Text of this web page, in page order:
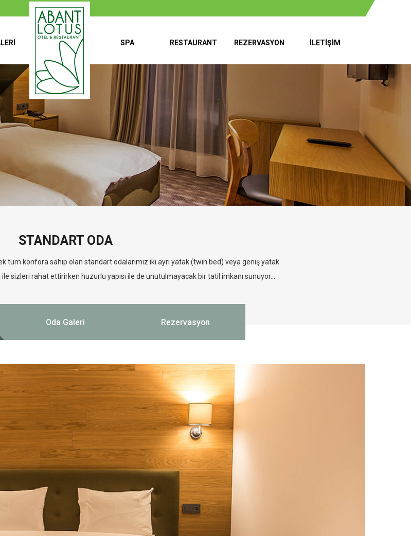
SPA RESTAURANT REZERVASYON İLETIŞIM
STANDART ODA
tüm konfora sahip olan standart odalarımız iki ayrı yatak (twin bed) veya geniş yatak
sizleri rahat ettirirken huzurlu yapısı ile de unutulmayacak bir tatil imkanı sunuyor...
Oda Galeri Rezervasyon